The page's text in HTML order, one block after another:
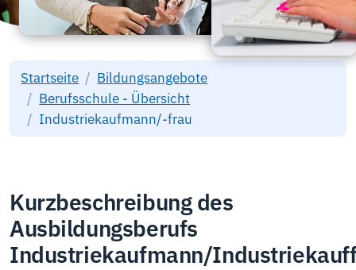
Startseite
Bildungsangebote
Berufsschule - Übersicht
Industriekaufmann/-frau
Kurzbeschreibung des
Ausbildungsberufs
Industriekaufmann/